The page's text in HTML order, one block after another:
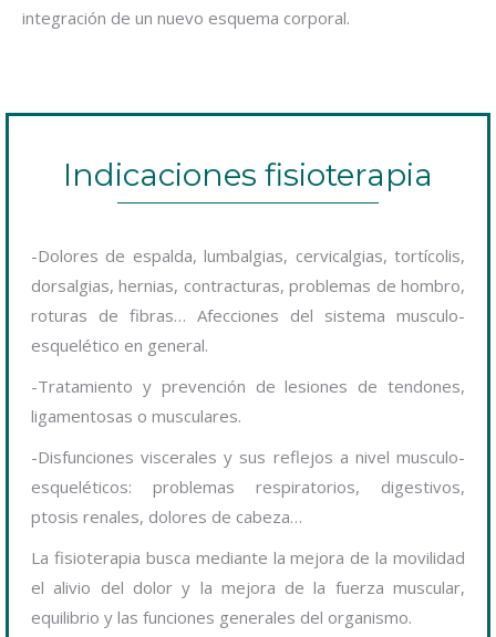
integración de un nuevo esquema corporal.
Indicaciones fisioterapia
-Dolores de espalda, lumbalgias, cervicalgias, tortícolis,
dorsalgias, hernias, contracturas, problemas de hombro,
roturas de fibras… Afecciones del sistema musculo-
esquelético en general.
-Tratamiento y prevención de lesiones de tendones,
ligamentosas o musculares.
-Disfunciones viscerales y sus reflejos a nivel musculo-
esqueléticos: problemas respiratorios, digestivos,
ptosis renales, dolores de cabeza…
La fisioterapia busca mediante la mejora de la movilidad
el alivio del dolor y la mejora de la fuerza muscular,
equilibrio y las funciones generales del organismo.